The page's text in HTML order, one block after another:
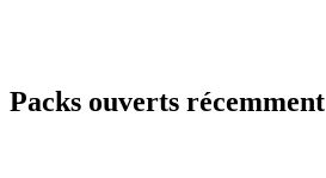
Packs ouverts récemment